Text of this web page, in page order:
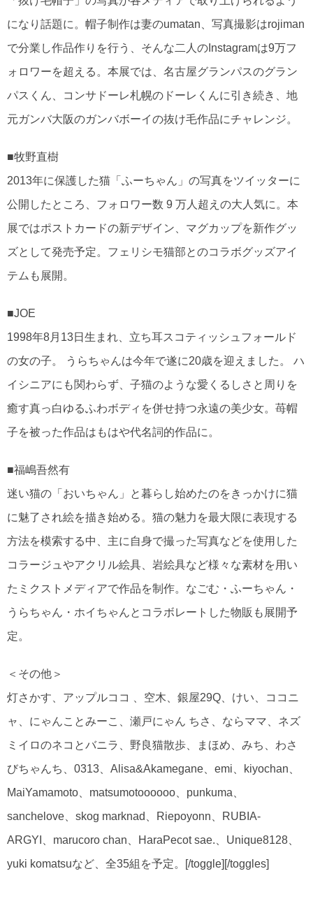
になり話題に。帽子制作は妻のumatan、写真撮影はrojiman
で分業し作品作りを行う、そんな二人のInstagramは9万フ
ォロワーを超える。本展では、名古屋グランパスのグラン
パスくん、コンサドーレ札幌のドーレくんに引き続き、地
元ガンバ大阪のガンバボーイの抜け毛作品にチャレンジ。
■牧野直樹
2013年に保護した猫「ふーちゃん」の写真をツイッターに
公開したところ、フォロワー数 9 万人超えの大人気に。本
展ではポストカードの新デザイン、マグカップを新作グッ
ズとして発売予定。フェリシモ猫部とのコラボグッズアイ
テムも展開。
■JOE
1998年8月13日生まれ、立ち耳スコティッシュフォールド
の女の子。 うらちゃんは今年で遂に20歳を迎えました。 ハ
イシニアにも関わらず、子猫のような愛くるしさと周りを
癒す真っ白ゆるふわボディを併せ持つ永遠の美少女。苺帽
子を被った作品はもはや代名詞的作品に。
■福嶋吾然有
迷い猫の「おいちゃん」と暮らし始めたのをきっかけに猫
に魅了され絵を描き始める。猫の魅力を最大限に表現する
方法を模索する中、主に自身で撮った写真などを使用した
コラージュやアクリル絵具、岩絵具など様々な素材を用い
たミクストメディアで作品を制作。なごむ・ふーちゃん・
うらちゃん・ホイちゃんとコラボレートした物販も展開予
定。
＜その他＞
灯さかす、アップルココ 、空木、銀屋29Q、けい、ココニ
ャ、にゃんことみーこ、瀬戸にゃん ちさ、ならママ、ネズ
ミイロのネコとバニラ、野良猫散歩、まほめ、みち、わさ
びちゃんち、0313、Alisa&Akamegane、emi、kiyochan、
MaiYamamoto、matsumotoooooo、punkuma、
sanchelove、skog marknad、Riepoyonn、RUBIA-
ARGYI、marucoro chan、HaraPecot sae.、Unique8128、
yuki komatsuなど、全35組を予定。[/toggle][/toggles]